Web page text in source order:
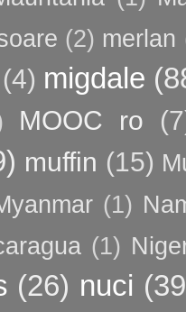
(2) merlan
(4) migdale
MOOC ro
muffin (15)
(1)
(1)
(26) nuci